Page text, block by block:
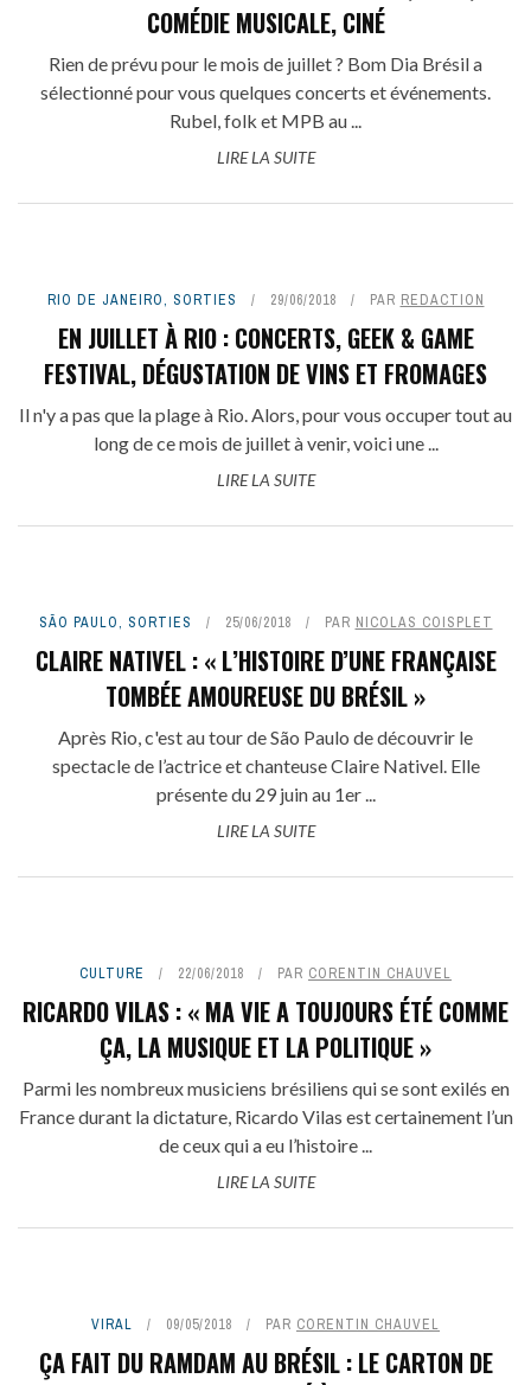
COMÉDIE MUSICALE, CINÉ
Rien de prévu pour le mois de juillet ? Bom Dia Brésil a
sélectionné pour vous quelques concerts et événements.
Rubel, folk et MPB au ...
LIRE LA SUITE
RIO DE JANEIRO, SORTIES 29/06/2018 PAR REDACTION
EN JUILLET À RIO : CONCERTS, GEEK & GAME
FESTIVAL, DÉGUSTATION DE VINS ET FROMAGES
Il n'y a pas que la plage à Rio. Alors, pour vous occuper tout au
long de ce mois de juillet à venir, voici une ...
LIRE LA SUITE
SÃO PAULO, SORTIES 25/06/2018 PAR NICOLAS COISPLET
CLAIRE NATIVEL : « L’HISTOIRE D’UNE FRANÇAISE
TOMBÉE AMOUREUSE DU BRÉSIL »
Après Rio, c'est au tour de São Paulo de découvrir le
spectacle de l’actrice et chanteuse Claire Nativel. Elle
présente du 29 juin au 1er ...
LIRE LA SUITE
CULTURE 22/06/2018 PAR CORENTIN CHAUVEL
RICARDO VILAS : « MA VIE A TOUJOURS ÉTÉ COMME
ÇA, LA MUSIQUE ET LA POLITIQUE »
Parmi les nombreux musiciens brésiliens qui se sont exilés en
France durant la dictature, Ricardo Vilas est certainement l’un
de ceux qui a eu l’histoire ...
LIRE LA SUITE
VIRAL 09/05/2018 PAR CORENTIN CHAUVEL
ÇA FAIT DU RAMDAM AU BRÉSIL : LE CARTON DE